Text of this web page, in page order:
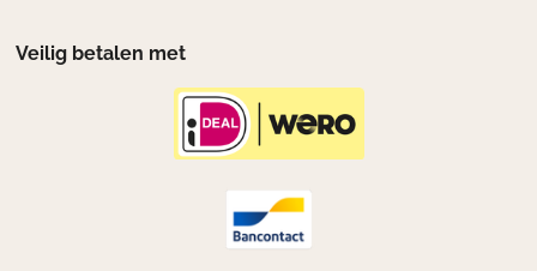
Veilig betalen met